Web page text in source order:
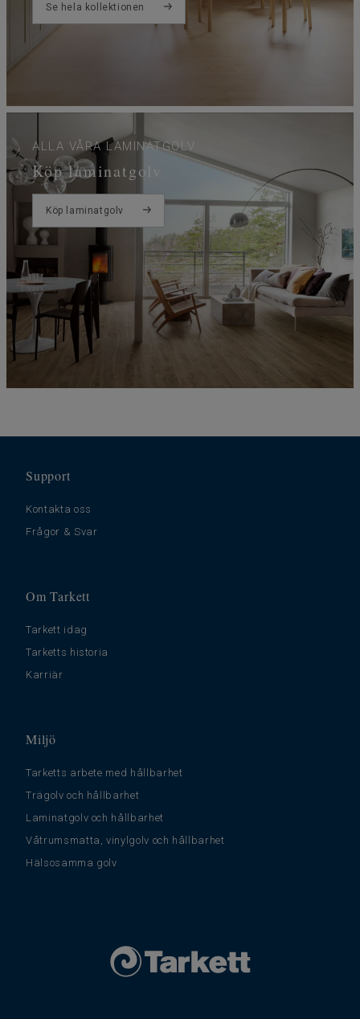
Se hela kollektionen
ALLA VÅRA LAMINATGOLV
Köp laminatgolv
Köp laminatgolv
Support
Kontakta oss
Frågor & Svar
Om Tarkett
Tarkett idag
Tarketts historia
Karriär
Miljö
Tarketts arbete med hållbarhet
Trägolv och hållbarhet
Laminatgolv och hållbarhet
Våtrumsmatta, vinylgolv och hållbarhet
Hälsosamma golv